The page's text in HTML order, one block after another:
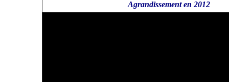
Agrandissement en 2012